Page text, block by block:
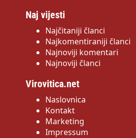
Naj vijesti
Najčitaniji članci
Najkomentiraniji članci
Najnoviji komentari
Najnoviji članci
Virovitica.net
Naslovnica
Kontakt
Marketing
Impressum